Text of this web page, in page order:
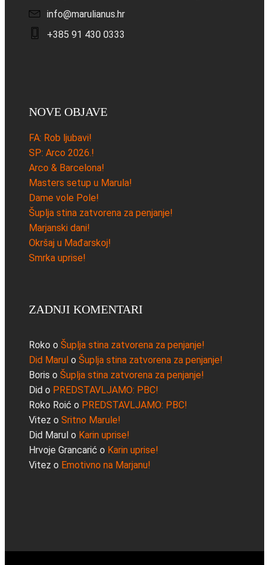
info@marulianus.hr
+385 91 430 0333
NOVE OBJAVE
FA: Rob ljubavi!
SP: Arco 2026.!
Arco & Barcelona!
Masters setup u Marula!
Dame vole Pole!
Šuplja stina zatvorena za penjanje!
Marjanski dani!
Okršaj u Mađarskoj!
Smrka uprise!
ZADNJI KOMENTARI
Roko o Šuplja stina zatvorena za penjanje!
Did Marul o Šuplja stina zatvorena za penjanje!
Boris o Šuplja stina zatvorena za penjanje!
Did o PREDSTAVLJAMO: PBC!
Roko Roić o PREDSTAVLJAMO: PBC!
Vitez o Sritno Marule!
Did Marul o Karin uprise!
Hrvoje Grancarić o Karin uprise!
Vitez o Emotivno na Marjanu!